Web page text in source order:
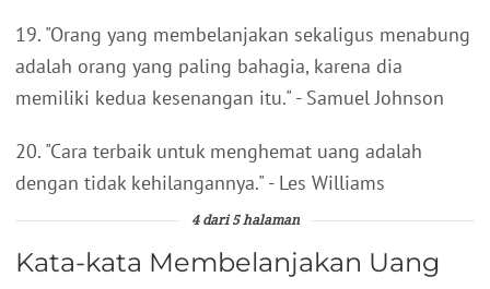
19. "Orang yang membelanjakan sekaligus menabung
adalah orang yang paling bahagia, karena dia
memiliki kedua kesenangan itu." - Samuel Johnson
20. "Cara terbaik untuk menghemat uang adalah
dengan tidak kehilangannya." - Les Williams
4 dari 5 halaman
Kata-kata Membelanjakan Uang